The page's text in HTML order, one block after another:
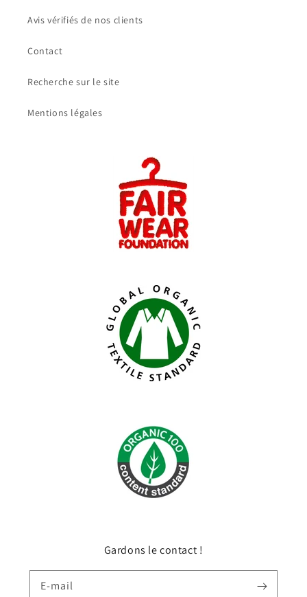
Avis vérifiés de nos clients
Contact
Recherche sur le site
Mentions légales
Gardons le contact !
E-mail